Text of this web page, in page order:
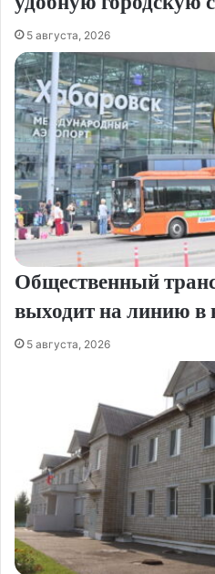
5 августа, 2026
Общественный
выходит на линию в
5 августа, 2026